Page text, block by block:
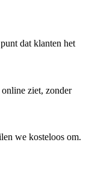
dat klanten het
ziet, zonder
we kosteloos om.